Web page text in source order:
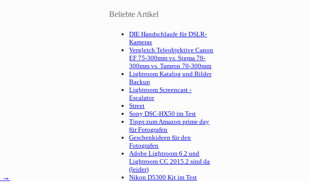
→
Beliebte Artikel
DIE Handschlaufe für DSLR-
Kameras
Vergleich Teleobjektive Canon
EF 75-300mm vs. Sigma 70-
300mm vs. Tamron 70-300mm
Lightroom Katalog und Bilder
Backup
Lightroom Screencast -
Escalator
Street
Sony DSC-HX50 im Test
Tipps zum Amazon prime day
für Fotografen
Geschenkideen für den
Fotografen
Adobe Lightroom 6.2 und
Lightroom CC 2015.2 sind da
(leider)
Nikon D5300 Kit im Test